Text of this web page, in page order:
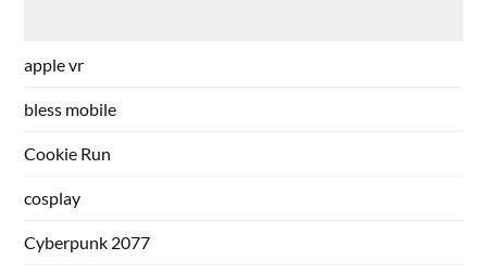
apple vr
bless mobile
Cookie Run
cosplay
Cyberpunk 2077